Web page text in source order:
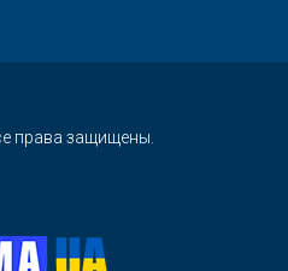
права защищены.